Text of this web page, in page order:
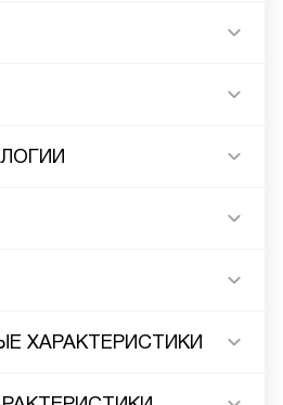
ХАРАКТЕРИСТИКИ